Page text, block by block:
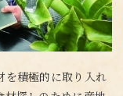
を積極的に取り入れ